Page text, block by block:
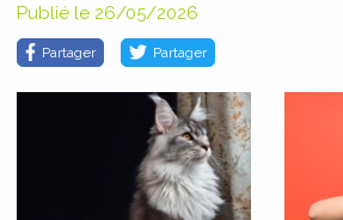
Publié le 26/05/2026
Partager Partager